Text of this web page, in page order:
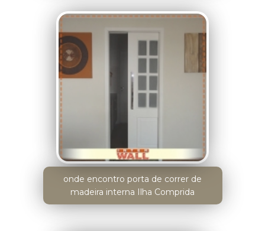
onde encontro porta de correr de
madeira interna Ilha Comprida